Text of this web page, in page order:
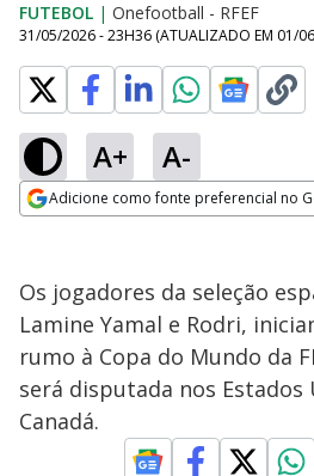
FUTEBOL | Onefootball - RFEF
31/05/2026 - 23H36 (ATUALIZADO EM 01/
A+ A-
Adicione como fonte preferencial no
Os jogadores da seleção
Lamine Yamal e Rodri,
rumo à Copa do Mundo da
será disputada nos Estados
Canadá.